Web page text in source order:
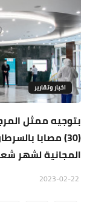
اخبار وتقارير
بتوجيه ممثل
(30) مصابا
المجانية لشهر